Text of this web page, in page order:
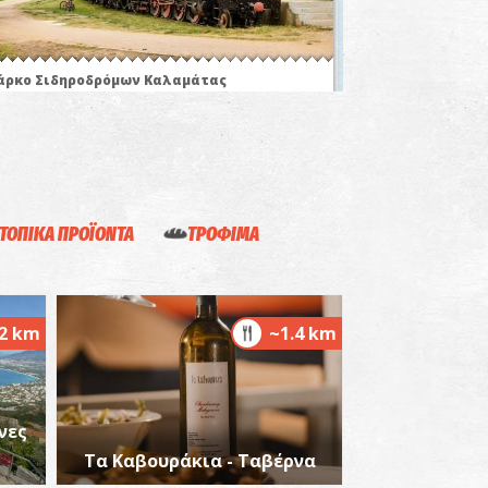
Σιδηροδρόμων Καλαμάτας
Ελιά» της Καλαμάτας
ΘΕΣΕΙΣ ~5.8Km
ΤΟΠΙΚΑ ΠΡΟΪΟΝΤΑ
ΤΡΟΦΙΜΑ
km ~1.4 km
Τα Καβουράκια - Ταβέρνα